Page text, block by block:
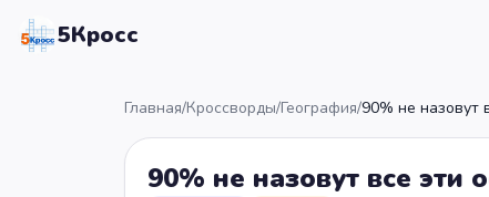
5Кросс
Главная/Кроссворды/География/90% не назовут
90% не назовут все эти